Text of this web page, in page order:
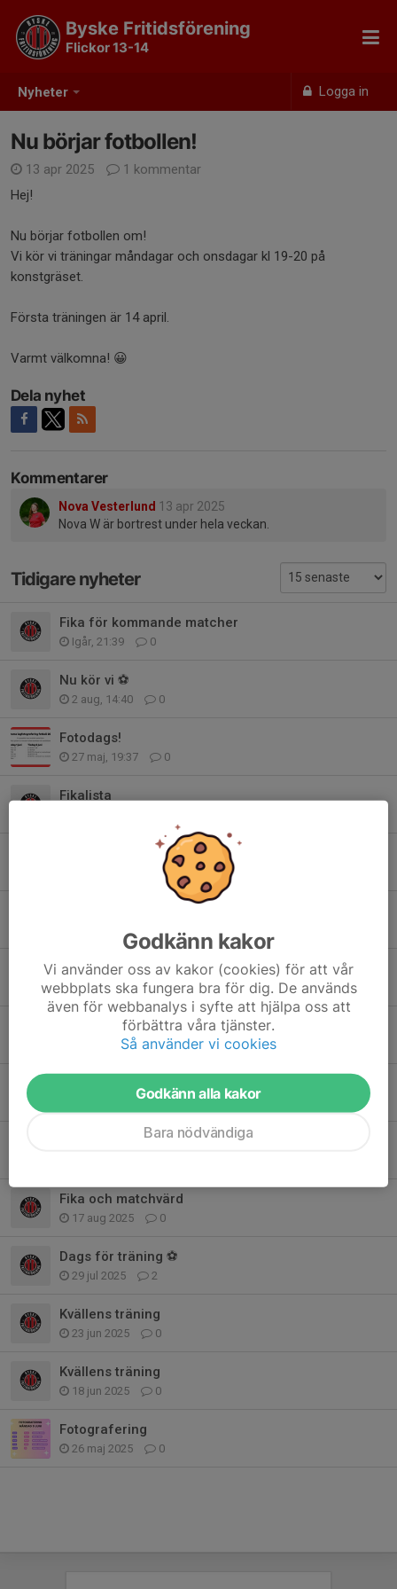
Nyheter Logga in
Byske Fritidsförening
Flickor 13-14
Nu börjar fotbollen!
13 apr 2025
1 kommentar
Hej!
Nu börjar fotbollen om!
Vi kör vi träningar måndagar och onsdagar kl 19-20 på
konstgräset.
Första träningen är 14 april.
Varmt välkomna! 😀
Dela nyhet
Kommentarer
Nova Vesterlund 13 apr 2025
Nova W är bortrest under hela veckan.
Tidigare nyheter
Fika för kommande matcher
Igår, 21:39 0
Nu kör vi ⚽️
2 aug, 14:40 0
Fotodags!
27 maj, 19:37 0
Fikalista
Nu drar ute träningarna igång!
0
Träningsinfo.
25 mar, 11:44 0
Första träningen i tältet!
15 mar, 20:34 1
0
Tack för säsongen!
Fika och matchvärd
17 aug 2025 0
Dags för träning ⚽️
29 jul 2025 2
Kvällens träning
23 jun 2025 0
Kvällens träning
18 jun 2025 0
Fotografering
26 maj 2025 0
Godkänn kakor
Vi använder oss av kakor (cookies) för att vår
webbplats ska fungera bra för dig. De används
även för webbanalys i syfte att hjälpa oss att
förbättra våra tjänster.
Så använder vi cookies
Godkänn alla kakor
Bara nödvändiga